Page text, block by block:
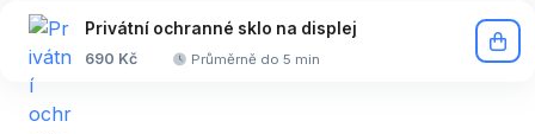
Privátní ochranné sklo na displej
690 Kč Průměrně do 5 min